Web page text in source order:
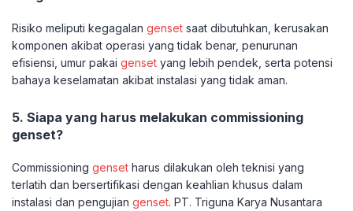
Risiko meliputi kegagalan genset saat dibutuhkan, kerusakan
komponen akibat operasi yang tidak benar, penurunan
efisiensi, umur pakai genset yang lebih pendek, serta potensi
bahaya keselamatan akibat instalasi yang tidak aman.
5. Siapa yang harus melakukan commissioning
genset?
Commissioning genset harus dilakukan oleh teknisi yang
terlatih dan bersertifikasi dengan keahlian khusus dalam
instalasi dan pengujian genset. PT. Triguna Karya Nusantara